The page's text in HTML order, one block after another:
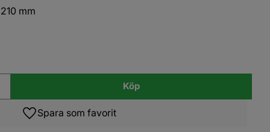
mm
Köp
Lägg till i favoriter